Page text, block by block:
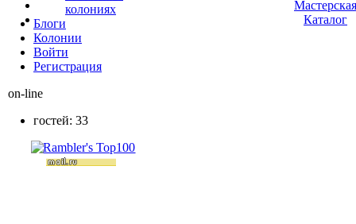
колониях
Блоги
Колонии
Войти
Peгиcтpaция
on-line
гостей: 33
Мастерская
Каталог